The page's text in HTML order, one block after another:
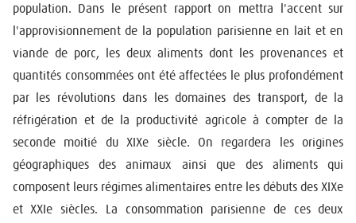
population. Dans le présent rapport on mettra l'accent sur
l'approvisionnement de la population parisienne en lait et en
viande de porc, les deux aliments dont les provenances et
quantités consommées ont été affectées le plus profondément
par les révolutions dans les domaines des transport, de la
réfrigération et de la productivité agricole à compter de la
seconde moitié du XIXe siècle. On regardera les origines
géographiques des animaux ainsi que des aliments qui
composent leurs régimes alimentaires entre les débuts des XIXe
et XXIe siècles. La consommation parisienne de ces deux